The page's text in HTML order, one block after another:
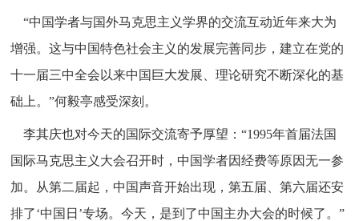
“中国学者与国外马克思主义学界的交流互动近年来大为
增强。这与中国特色社会主义的发展完善同步，建立在党的
十一届三中全会以来中国巨大发展、理论研究不断深化的基
础上。”何毅亭感受深刻。
李其庆也对今天的国际交流寄予厚望：“1995年首届法国
国际马克思主义大会召开时，中国学者因经费等原因无一参
加。从第二届起，中国声音开始出现，第五届、第六届还安
排了‘中国日’专场。今天，是到了中国主办大会的时候了。”